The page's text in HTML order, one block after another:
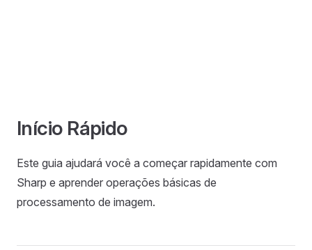
Início Rápido
Este guia ajudará você a começar rapidamente com
Sharp e aprender operações básicas de
processamento de imagem.